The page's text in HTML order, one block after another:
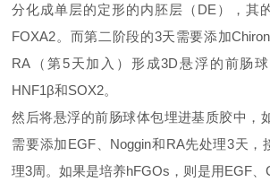
分化成单层的定形的内胚层（DE），其
FOXA2。而第二阶段的3天需要添加
RA（第5天加入）形成3D悬浮的前肠
HNF1β和SOX2。
然后将悬浮的前肠球体包埋进基质胶中，
需要添加EGF、Noggin和RA先处理3天，
理3周。如果是培养hFGOs，则是用EGF、